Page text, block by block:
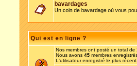
bavardages
Un coin de bavardage où vous
Qui est en ligne ?
Nos membres ont posté un total de
Nous avons 45 membres
L'utilisateur enregistré le plus